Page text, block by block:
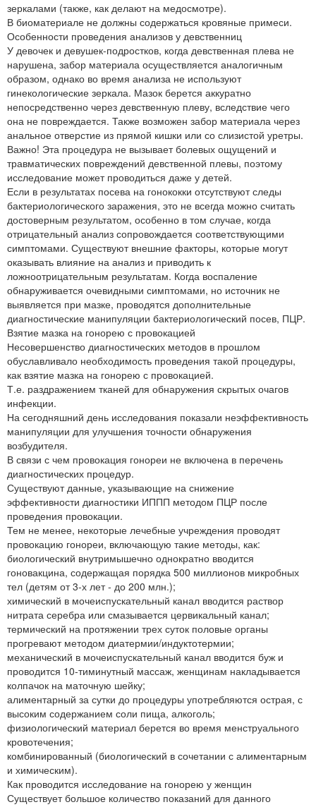
зеркалами (также, как делают на медосмотре).
В биоматериале не должны содержаться кровяные примеси.
Особенности проведения анализов у девственниц
У девочек и девушек-подростков, когда девственная плева не
нарушена, забор материала осуществляется аналогичным
образом, однако во время анализа не используют
гинекологические зеркала. Мазок берется аккуратно
непосредственно через девственную плеву, вследствие чего
она не повреждается. Также возможен забор материала через
анальное отверстие из прямой кишки или со слизистой уретры.
Важно! Эта процедура не вызывает болевых ощущений и
травматических повреждений девственной плевы, поэтому
исследование может проводиться даже у детей.
Если в результатах посева на гонококки отсутствуют следы
бактериологического заражения, это не всегда можно считать
достоверным результатом, особенно в том случае, когда
отрицательный анализ сопровождается соответствующими
симптомами. Существуют внешние факторы, которые могут
оказывать влияние на анализ и приводить к
ложноотрицательным результатам. Когда воспаление
обнаруживается очевидными симптомами, но источник не
выявляется при мазке, проводятся дополнительные
диагностические манипуляции бактериологический посев, ПЦР.
Взятие мазка на гонорею с провокацией
Несовершенство диагностических методов в прошлом
обуславливало необходимость проведения такой процедуры,
как взятие мазка на гонорею с провокацией.
Т.е. раздражением тканей для обнаружения скрытых очагов
инфекции.
На сегодняшний день исследования показали неэффективность
манипуляции для улучшения точности обнаружения
возбудителя.
В связи с чем провокация гонореи не включена в перечень
диагностических процедур.
Существуют данные, указывающие на снижение
эффективности диагностики ИППП методом ПЦР после
проведения провокации.
Тем не менее, некоторые лечебные учреждения проводят
провокацию гонореи, включающую такие методы, как:
биологический внутримышечно однократно вводится
гоновакцина, содержащая порядка 500 миллионов микробных
тел (детям от 3-х лет ‑ до 200 млн.);
химический в мочеиспускательный канал вводится раствор
нитрата серебра или смазывается цервикальный канал;
термический на протяжении трех суток половые органы
прогревают методом диатермии/индуктотермии;
механический в мочеиспускательный канал вводится буж и
проводится 10-тиминутный массаж, женщинам накладывается
колпачок на маточную шейку;
алиментарный за сутки до процедуры употребляются острая, с
высоким содержанием соли пища, алкоголь;
физиологический материал берется во время менструального
кровотечения;
комбинированный (биологический в сочетании с алиментарным
и химическим).
Как проводится исследование на гонорею у женщин
Существует большое количество показаний для данного